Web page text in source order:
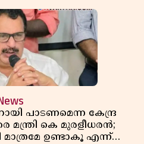
പാടണമെന്ന കേന്ദ്ര
മന്ത്രി കെ മുരളീധരൻ;
മാത്രമേ ഉണ്ടാകൂ എന്ന്